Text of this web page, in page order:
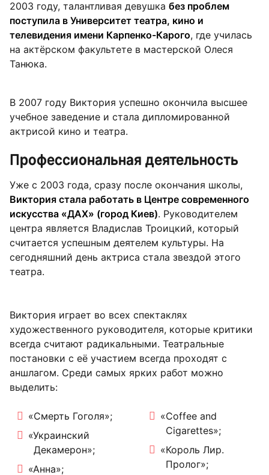
2003 году, талантливая девушка без проблем
поступила в Университет театра, кино и
телевидения имени Карпенко-Карого, где училась
на актёрском факультете в мастерской Олеся
Танюка.
В 2007 году Виктория успешно окончила высшее
учебное заведение и стала дипломированной
актрисой кино и театра.
Профессиональная деятельность
Уже с 2003 года, сразу после окончания школы,
Виктория стала работать в Центре современного
искусства «ДАХ» (город Киев). Руководителем
центра является Владислав Троицкий, который
считается успешным деятелем культуры. На
сегодняшний день актриса стала звездой этого
театра.
Виктория играет во всех спектаклях
художественного руководителя, которые критики
всегда считают радикальными. Театральные
постановки с её участием всегда проходят с
аншлагом. Среди самых ярких работ можно
выделить:
«Смерть Гоголя»;
«Украинский
Декамерон»;
«Анна»;
«Coffee and
Cigarettes»;
«Король Лир.
Пролог»;